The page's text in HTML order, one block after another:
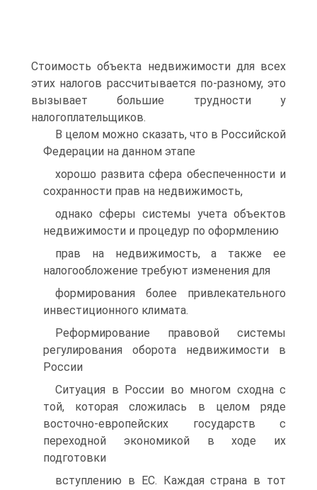
Стоимость объекта недвижимости для всех
этих налогов рассчитывается по-разному, это
вызывает большие трудности у
налогоплательщиков.
В целом можно сказать, что в Российской
Федерации на данном этапе
хорошо развита сфера обеспеченности и
сохранности прав на недвижимость,
однако сферы системы учета объектов
недвижимости и процедур по оформлению
прав на недвижимость, а также ее
налогообложение требуют изменения для
формирования более привлекательного
инвестиционного климата.
Реформирование правовой системы
регулирования оборота недвижимости в
России
Ситуация в России во многом сходна с
той, которая сложилась в целом ряде
восточно-европейских государств с
переходной экономикой в ходе их
подготовки
вступлению в ЕС. Каждая страна в тот